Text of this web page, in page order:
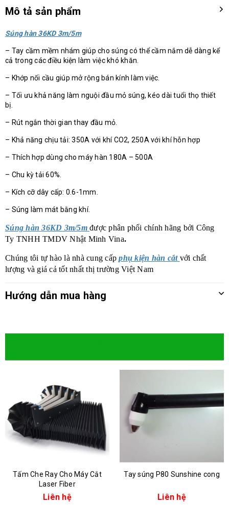
Mô tả sản phẩm
Súng hàn 36KD 3m/5m
– Tay cầm mềm nhám giúp cho súng có thể cầm nắm dễ dàng kể
cả trong các điều kiện làm việc khó khăn.
– Khớp nối cầu giúp mở rộng bán kính làm việc.
– Tối ưu khả năng làm nguội đầu mỏ súng, kéo dài tuổi thọ thiết
bị.
– Rút ngắn thời gian thay đầu mỏ.
– Khả năng chịu tải: 350A với khí CO2, 250A với khí hỗn hợp
– Thích hợp dùng cho máy hàn 180A – 500A
– Chu kỳ tải 60%.
– Kích cỡ dây cấp: 0.6-1mm.
– Súng làm mát bằng khí.
Súng hàn 36KD 3m/5m được phân phối chính hãng bởi Công
Ty TNHH TMDV Nhật Minh Vina.
Chúng tôi tự hào là nhà cung cấpphụ kiện hàn cắt với chất
lượng và giá cả tốt nhất thị trường Việt Nam
Hướng dẫn mua hàng
Tấm Che Ray Cho Máy Cắt
Laser Fiber
Liên hệ
Tay súng P80 Sunshine cong
Liên hệ